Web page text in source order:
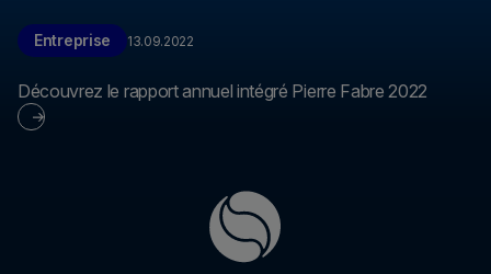
Découvrez le rapport annuel intégré Pierre Fabre 2022
Entreprise 13.09.2022